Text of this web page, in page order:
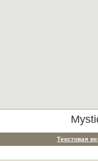
Текстовая